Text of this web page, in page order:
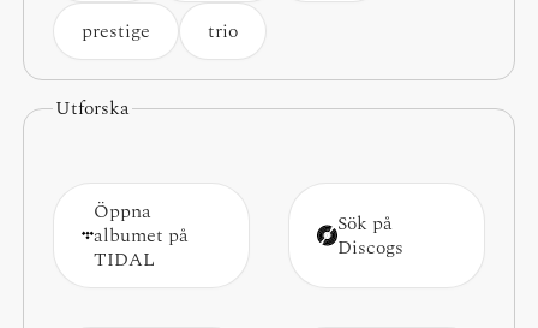
prestige
trio
Utforska
Öppna
albumet på
TIDAL
Sök på
Discogs